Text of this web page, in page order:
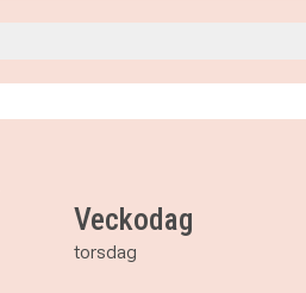
Veckodag
torsdag